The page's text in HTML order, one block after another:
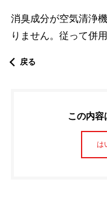
消臭成分が空気清浄
りません。従って併
戻る
この内容
は